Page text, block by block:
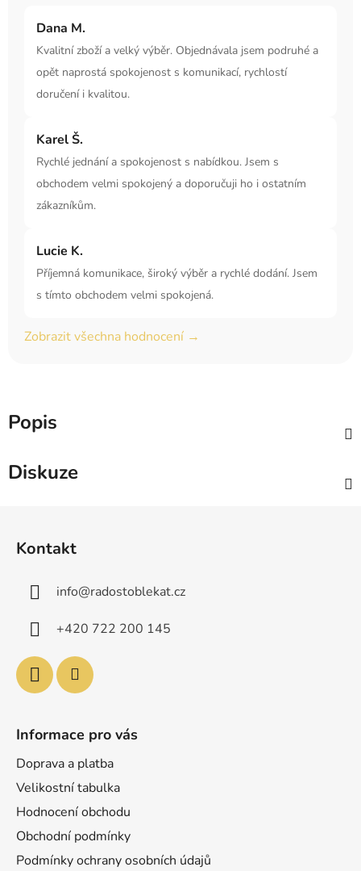
Dana M.
Kvalitní zboží a velký výběr. Objednávala jsem podruhé a
opět naprostá spokojenost s komunikací, rychlostí
doručení i kvalitou.
Karel Š.
Rychlé jednání a spokojenost s nabídkou. Jsem s
obchodem velmi spokojený a doporučuji ho i ostatním
zákazníkům.
Lucie K.
Příjemná komunikace, široký výběr a rychlé dodání. Jsem
s tímto obchodem velmi spokojená.
Zobrazit všechna hodnocení →
Popis
Diskuze
Kontakt
info@radostoblekat.cz
+420 722 200 145
Informace pro vás
Doprava a platba
Velikostní tabulka
Hodnocení obchodu
Obchodní podmínky
Podmínky ochrany osobních údajů